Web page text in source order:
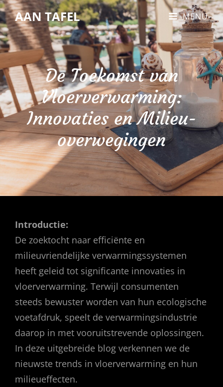
AAN TAFEL MENU
De Toekomst van
Vloerverwarming:
Innovaties en Milieu-
overwegingen
Introductie:
De zoektocht naar efficiënte en
milieuvriendelijke verwarmingssystemen
heeft geleid tot significante innovaties in
vloerverwarming. Terwijl consumenten
steeds bewuster worden van hun ecologische
voetafdruk, speelt de verwarmingsindustrie
daarop in met vooruitstrevende oplossingen.
In deze uitgebreide blog verkennen we de
nieuwste trends in vloerverwarming en hun
milieueffecten.